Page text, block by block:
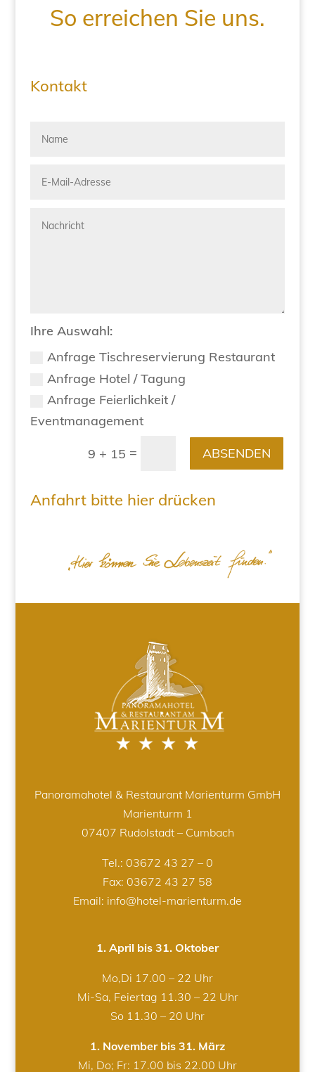
So erreichen Sie uns.
Kontakt
Ihre Auswahl:
Anfrage Tischreservierung Restaurant
Anfrage Hotel / Tagung
Anfrage Feierlichkeit /
Eventmanagement
9 + 15 = ABSENDEN
Anfahrt bitte hier drücken
Panoramahotel & Restaurant Marienturm GmbH
Marienturm 1
07407 Rudolstadt – Cumbach
Tel.: 03672 43 27 – 0
Fax: 03672 43 27 58
Email: info@hotel-marienturm.de
1. April bis 31. Oktober
Mo,Di 17.00 – 22 Uhr
Mi-Sa, Feiertag 11.30 – 22 Uhr
So 11.30 – 20 Uhr
1. November bis 31. März
Mi, Do; Fr: 17.00 bis 22.00 Uhr